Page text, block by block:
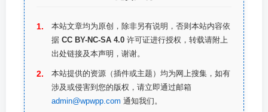
本站文章均为原创，除非另有说明，否则本站内容依
据 CC BY-NC-SA 4.0 许可证进行授权，转载请附上
出处链接及本声明，谢谢。
本站提供的资源（插件或主题）均为网上搜集，如有
涉及或侵害到您的版权，请立即通过邮箱
admin@wpwpp.com 通知我们。